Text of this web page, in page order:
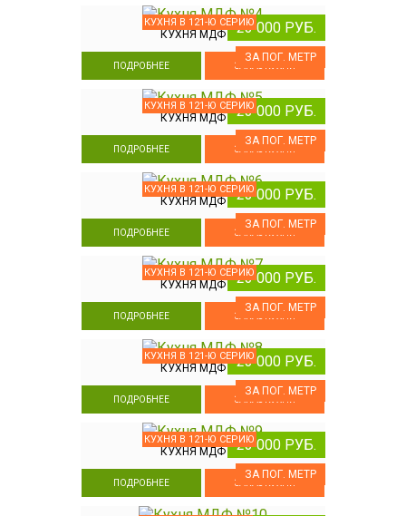
КУХНЯ В 121-Ю СЕРИЮ
КУХНЯ МДФ №423 000 РУБ.
ЗА ПОГ. МЕТР
ПОДРОБНЕЕ ЗАКАЗ КУХНИ
КУХНЯ В 121-Ю СЕРИЮ
КУХНЯ МДФ №523 000 РУБ.
ЗА ПОГ. МЕТР
ПОДРОБНЕЕ ЗАКАЗ КУХНИ
КУХНЯ В 121-Ю СЕРИЮ
КУХНЯ МДФ №623 000 РУБ.
ЗА ПОГ. МЕТР
ПОДРОБНЕЕ ЗАКАЗ КУХНИ
КУХНЯ В 121-Ю СЕРИЮ
КУХНЯ МДФ №723 000 РУБ.
ЗА ПОГ. МЕТР
ПОДРОБНЕЕ ЗАКАЗ КУХНИ
КУХНЯ В 121-Ю СЕРИЮ
КУХНЯ МДФ №823 000 РУБ.
ЗА ПОГ. МЕТР
ПОДРОБНЕЕ ЗАКАЗ КУХНИ
КУХНЯ В 121-Ю СЕРИЮ
КУХНЯ МДФ №923 000 РУБ.
ЗА ПОГ. МЕТР
ПОДРОБНЕЕ ЗАКАЗ КУХНИ